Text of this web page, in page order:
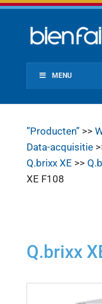
MENU
”Producten”>>
Data-acquisitie
Q.brixx XE >>
XE F108
Q.brixx